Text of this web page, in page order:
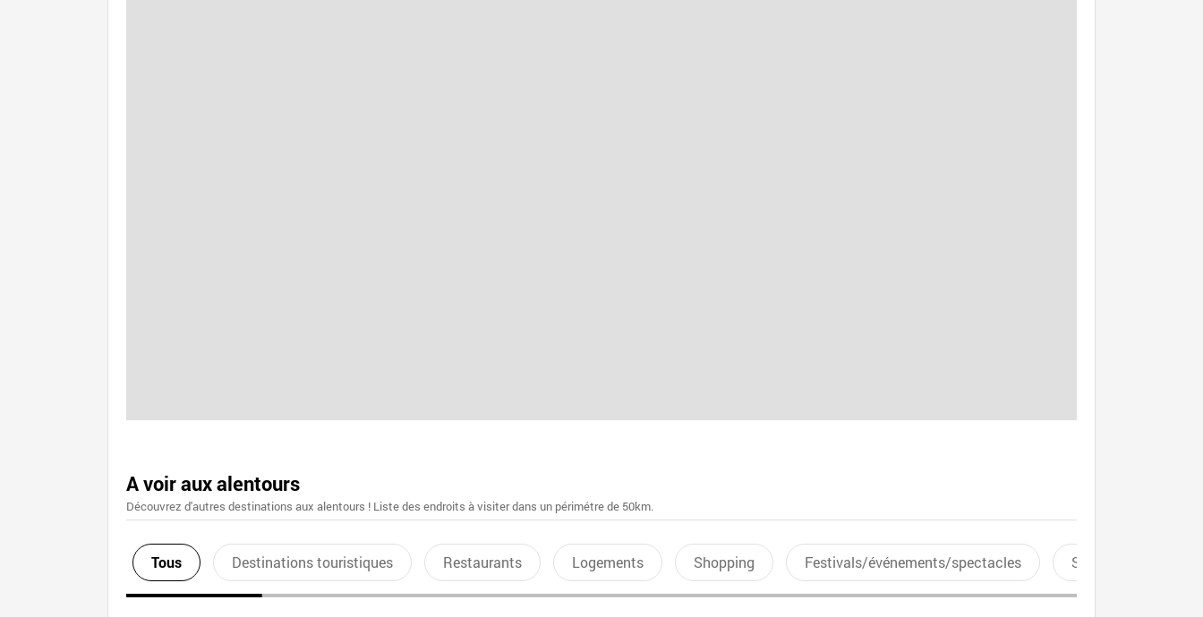
A voir aux alentours
Découvrez d'autres destinations aux alentours ! Liste des endroits à visiter dans un périmétre de 50km.
Tous Destinations touristiques Restaurants Logements Shopping Festivals/événements/spectacles Sports aquatiques